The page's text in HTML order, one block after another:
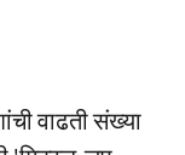
वाढती संख्या